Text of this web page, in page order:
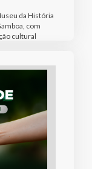
da História
com
cultural